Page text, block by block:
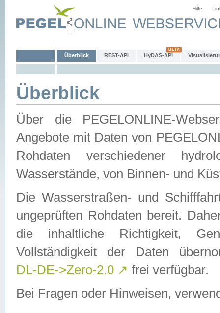
Hilfe
Überblick REST-API HyDAS-API
Überblick
Über die PEGELONLINE-
Angebote mit Daten von
Rohdaten verschiedener
Wasserstände, von Binnen- und
Die Wasserstraßen- und
ungeprüften Rohdaten bereit.
die inhaltliche Richtigkeit,
Vollständigkeit der Daten
DL-DE->Zero-2.0 ↗ frei verfügbar.
Bei Fragen oder Hinweisen,